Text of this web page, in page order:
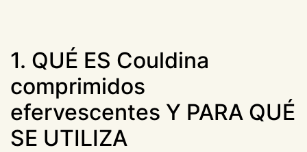
1. QUÉ ES Couldina
comprimidos
efervescentes Y PARA QUÉ
SE UTILIZA